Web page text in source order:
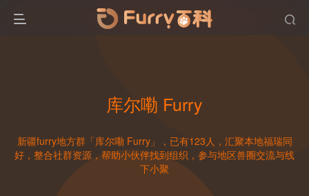
库尔嘞 Furry
新疆furry地方群「库尔嘞 Furry」，已有123人，汇聚本地福瑞同
好，整合社群资源，帮助小伙伴找到组织，参与地区兽圈交流与线
下小聚